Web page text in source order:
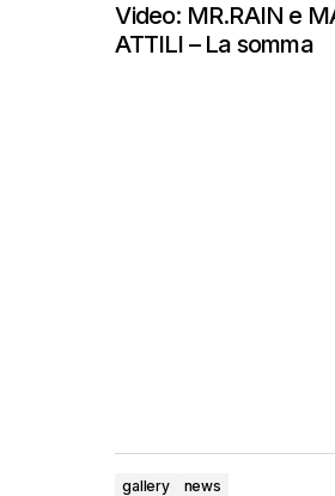
Video: MR.RAIN e
ATTILI – La somma
gallery
news